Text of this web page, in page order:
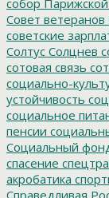
собор
Совет ветеранов
советские
Солтус Солцнев
сотовая связь
социально-
устойчивость
социальное
пенсии
Социальный
спасение
акробатика